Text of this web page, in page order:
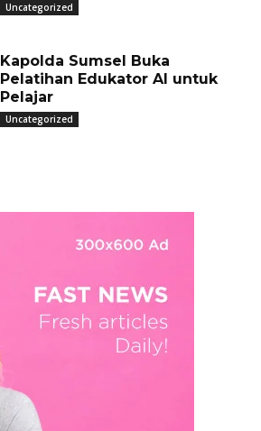
Uncategorized
Kapolda Sumsel Buka
Pelatihan Edukator AI untuk
Pelajar
Uncategorized